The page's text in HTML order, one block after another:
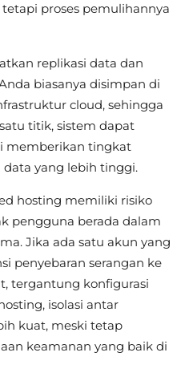
proses pemulihannya
replikasi data dan
biasanya disimpan di
cloud, sehingga
titik, sistem dapat
memberikan tingkat
yang lebih tinggi.
hosting memiliki risiko
pengguna berada dalam
Jika ada satu akun yang
penyebaran serangan ke
tergantung konfigurasi
isolasi antar
kuat, meski tetap
keamanan yang baik di